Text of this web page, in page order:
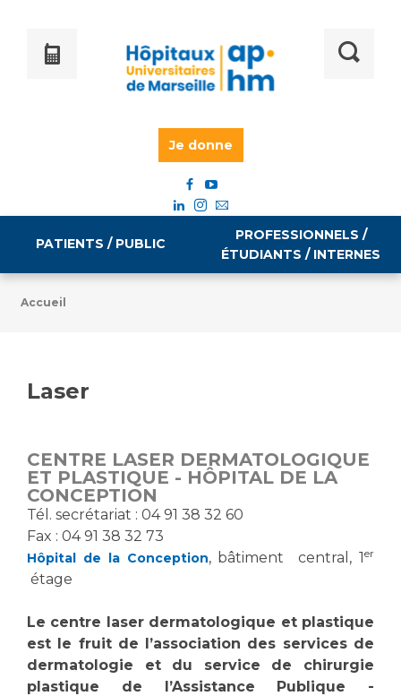
Je donne
PATIENTS / PUBLIC
Tarifs
Vous allez être hospitalisé(e)
Vous avez un examen d'imagerie ou de radiologie
à réaliser
Vous avez une analyse à réaliser
Vous venez en consultation
myaphm, votre espace santé en ligne
Vivre ensemble à l'hôpital
PROFESSIONNELS /
ÉTUDIANTS / INTERNES
Emploi / formation
Emplois administratifs
Emplois médicaux
Espace Formation
Étudiants hospitaliers
Emplois techniques et médico-techniques
Emplois socio-éducatifs
Statuts
Stages paramédicaux
Accueil
Laser
CENTRE LASER DERMATOLOGIQUE
ET PLASTIQUE - HÔPITAL DE LA
CONCEPTION
Tél. secrétariat : 04 91 38 32 60
Fax : 04 91 38 32 73
Hôpital de la Conception, bâtiment central, 1er
étage
Le centre laser dermatologique et plastique
est le fruit de l’association des services de
dermatologie et du service de chirurgie
plastique de l’Assistance Publique -